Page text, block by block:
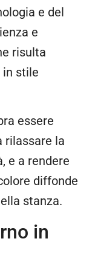
e del
e
risulta
in stile
essere
rilassare la
e a rendere
diffonde
stanza.
in